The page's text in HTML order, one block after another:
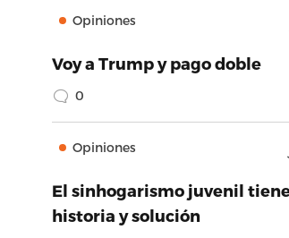
Opiniones
Voy a Trump y pago doble
0
Opiniones
El sinhogarismo juvenil
historia y solución